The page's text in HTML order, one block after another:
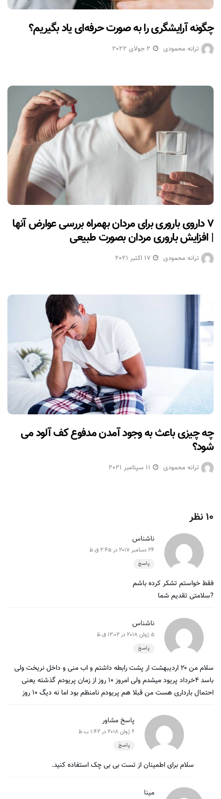
چگونه آرایشگری را به صورت حرفه‌ای یاد بگیریم؟
ترانه محمودی 2 جولای 2022
۷ داروی باروری برای مردان بهمراه بررسی عوارض آنها
| افزایش باروری مردان بصورت طبیعی
ترانه محمودی 17 اکتبر 2021
چه چیزی باعث به وجود آمدن مدفوع کف آلود می
شود؟
ترانه محمودی 11 سپتامبر 2021
10 نظر
ناشناس
24 دسامبر 2017 در 2:45 ق.ظ
پاسخ
فقط خواستم تشکر کرده باشم
?سلامتی تقدیم شما
ناشناس
5 ژوئن 2018 در 12:02 ق.ظ
پاسخ
سلام من ۲۰ اردیبهشت ار پشت رابطه داشتم و اب منی و داخل نریخت ولی
باسد ۴خرداد پریود میشدم ولی امروز ۱۰ روز از زمان پریودم گذشته یعنی
احتمال بارداری هست من قبلا هم پریودم نامنظم بود اما نه دیگ ۱۰ روز
پاسخ مشاور
6 ژوئن 2018 در 1:42 ب.ظ
پاسخ
سلام برای اطمینان از تست بی بی چک استفاده کنید.
مینا